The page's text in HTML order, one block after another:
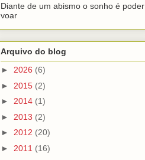
Diante de um abismo o sonho é poder
voar
Arquivo do blog
► 2026 (6)
► 2015 (2)
► 2014 (1)
► 2013 (2)
► 2012 (20)
► 2011 (16)